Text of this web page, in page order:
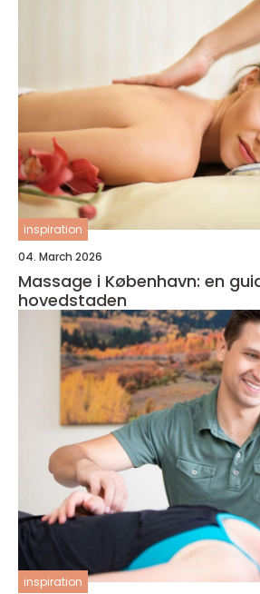
inspiration
04. March 2026
Massage i København: en
hovedstaden
inspiration